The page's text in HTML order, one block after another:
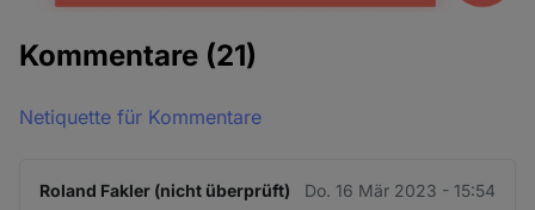
Kommentare (21)
Netiquette für Kommentare
Roland Fakler (nicht überprüft) Do. 16 Mär 2023 - 15:54